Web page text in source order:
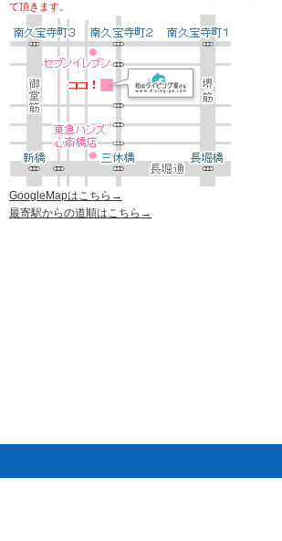
て頂きます。
GoogleMapはこちら→
最寄駅からの道順はこちら→